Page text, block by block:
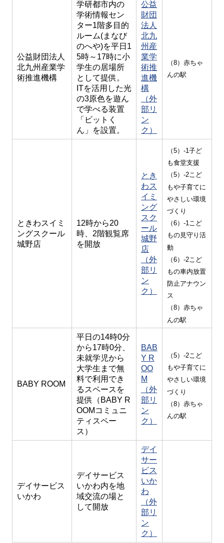
公益財団法人
北九州産業学
術推進機構
学研都市内の
学術情報セン
ター1階多目的
ルーム(まなび
のへや)を平日1
5時～17時に小
学生の居場所
として提供。
ITを活用した光
の3原色を遊ん
で学べる装置
「ビットく
ん」を設置。
公益
財団
法人
北九
州産
業学
術推
進機
構
（外
部リ
ン
ク）
（8）赤ちゃ
んの駅
ときわスイミ
ングスクール
城野店
12時から20
時、2階観覧席
を開放
とき
わス
イミ
ング
スク
ール
城野
店
（外
部リ
ン
ク）
（5）-1子ど
も食堂支援
（5）-2こど
もや子育てに
やさしい環境
づくり
（6）-1こど
もの見守り活
動
（6）-2こど
もの車内放置
防止アナウン
ス
（8）赤ちゃ
んの駅
BABY ROOM
平日の14時0分
から17時0分、
未就学児から
大学生まで無
料で利用でき
るスペースを
提供（BABY R
OOMコミュニ
ティスペー
ス）
BAB
Y R
OO
M
（外
部リ
ン
ク）
（5）-2こど
もや子育てに
やさしい環境
づくり
（8）赤ちゃ
んの駅
デイサービス
いかわ
デイサービス
いかわ内を地
域交流の場と
して開放
デイ
サー
ビス
いか
わ
（外
部リ
ン
ク）